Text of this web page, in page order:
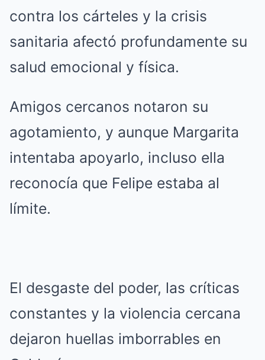
contra los cárteles y la crisis
sanitaria afectó profundamente su
salud emocional y física.
Amigos cercanos notaron su
agotamiento, y aunque Margarita
intentaba apoyarlo, incluso ella
reconocía que Felipe estaba al
límite.
El desgaste del poder, las críticas
constantes y la violencia cercana
dejaron huellas imborrables en